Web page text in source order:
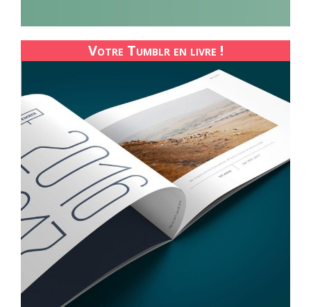
Votre Tumblr en livre !